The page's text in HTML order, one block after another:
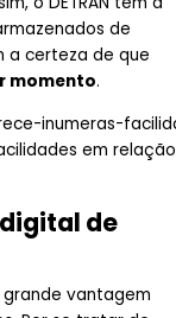
de
a certeza de que
momento.
em
de
vantagem